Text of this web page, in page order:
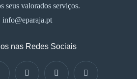
seus valorados serviços.
info@eparaja.pt
nas Redes Sociais